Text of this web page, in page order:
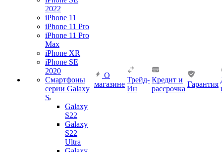
2022
iPhone 11
iPhone 11 Pro
iPhone 11 Pro
Max
iPhone XR
iPhone SE
2020
Смартфоны
серии Galaxy
S
Galaxy
S22
Galaxy
S22
Ultra
О
магазине
Трейд-
Ин
Кредит и
рассрочка
Гарантия